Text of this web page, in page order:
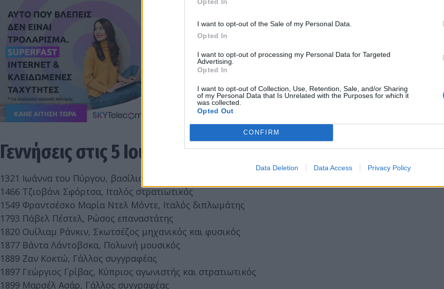
I want to opt-out of the Sale of my Personal Data.
Opted In
I want to opt-out of processing my Personal Data for Targeted
Advertising.
Opted In
I want to opt-out of Collection, Use, Retention, Sale, and/or Sharing
of my Personal Data that Is Unrelated with the Purposes for which it
was collected.
Opted Out
CONFIRM
Data Deletion Data Access Privacy Policy
Γεννήσεις στις 5 Ιουλίου
1321 Ιωάννα του Πύργου, βασίλισσα της Σκωτίας
1466 Τζιοβάνι Σφόρτσα, Ιταλός στρατιωτικός
1549 Φραντσέσκο Μαρία Ντελ Μόντε, Ιταλός διπλωμάτης
1793 Πάβελ Πέστελ, Ρώσος επαναστάτης
1820 Ουίλιαμ Ράνκιν, Σκωτσέζος μηχανικός και φυσικός
1877 Βάντα Λάντοβσκα, Πολωνή μουσικός
1889 Ζαν Κοκτώ, Γάλλος συγγραφέας
1897 Γεώργιος Γρίβας, Κύπριος αγωνιστής και στρατιωτικός
1899 Μαρσέλ Ασάρ, Γάλλος συγγραφέας